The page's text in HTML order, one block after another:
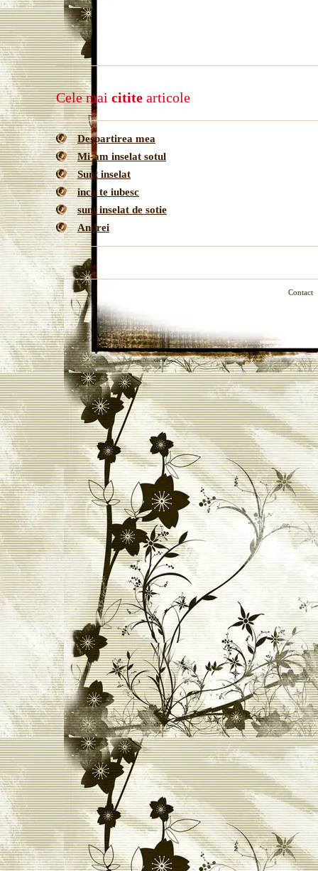
Cele mai citite articole
Despartirea mea
Mi-am inselat sotul
Sunt inselat
inca te iubesc
sunt inselat de sotie
Andrei
Contact